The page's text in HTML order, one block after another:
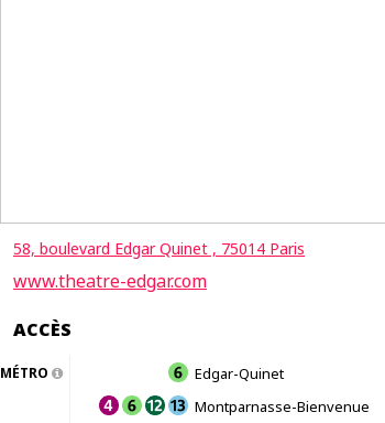
58, boulevard Edgar Quinet , 75014 Paris
www.theatre-edgar.com
ACCÈS
MÉTRO
Edgar-Quinet
Montparnasse-Bienvenue